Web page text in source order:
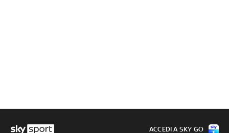
ACCEDI A SKY GO